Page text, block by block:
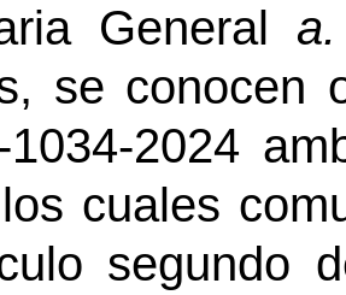
General
se conocen
1034-2024
cuales
segundo